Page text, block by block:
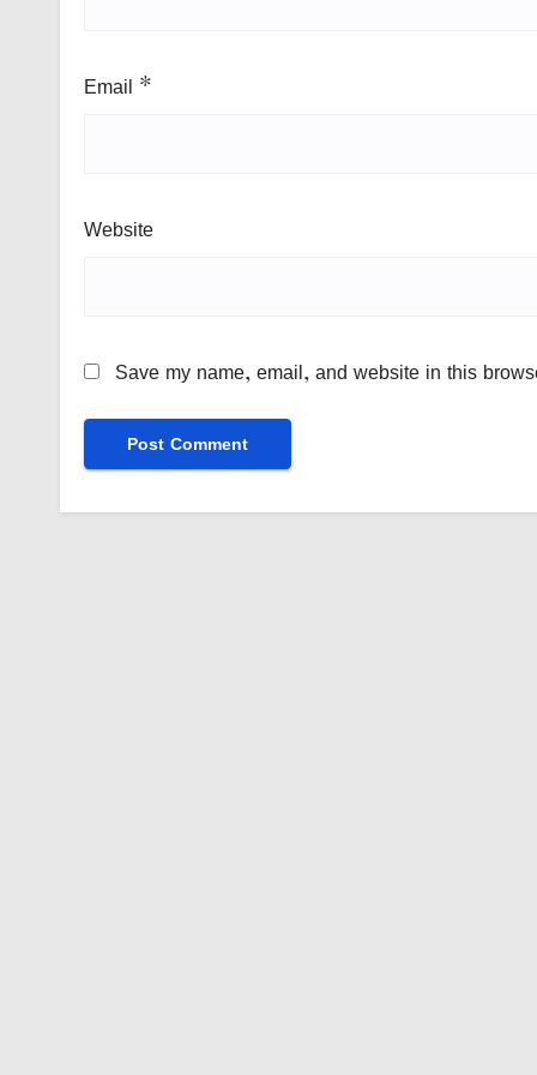
Email *
Website
Save my name, email, and website in this